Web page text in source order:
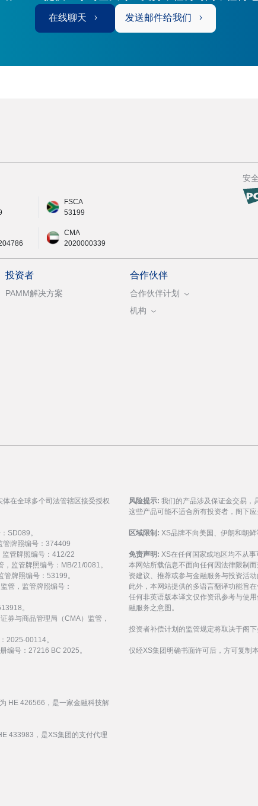
在线聊天 发送邮件给我们
FSCA
53199
CMA
2020000339
安
投资者
PAMM解决方案
合作伙伴
合作伙伴计划
机构
在全球多个司法管辖区接受授权
SD089。
管牌照编号：374409
管牌照编号：412/22
监管牌照编号：MB/21/0081。
牌照编号：53199。
管，监管牌照编号：
。
券与商品管理局（CMA）监管，
2025-00114。
编号：27216 BC 2025。
HE 426566，是一家金融科技解
433983，是XS集团的支付代理
风险提示: 我们的产品涉及保证金交易，
这些产品可能不适合所有投资者，阁下
区域限制: XS品牌不向美国、伊朗和朝
免责声明: XS在任何国家或地区均不从
本网站所载信息不面向任何因法律限制
资建议、推荐或参与金融服务与投资活
此外，本网站提供的多语言翻译功能旨
任何非英语版本译文仅作资讯参考与使
融服务之意图。
投资者补偿计划的监管规定将取决于阁
仅经XS集团明确书面许可后，方可复制